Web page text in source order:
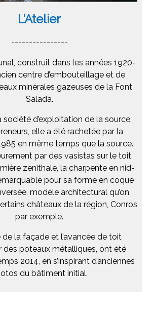
L’Atelier
----------------
construit dans les années 1920-
centre d’embouteillage et de
minérales gazeuses de la Font
Salada.
société d’exploitation de la source,
elle a été rachetée par la
en même temps que la source.
par des vasistas sur le toit
zenithale, la charpente en nid-
pour sa forme en coque
modèle architectural qu’on
châteaux de la région, Conros
par exemple.
la façade et l’avancée de toit
des poteaux métalliques, ont été
2014, en s’inspirant d’anciennes
du bâtiment initial.